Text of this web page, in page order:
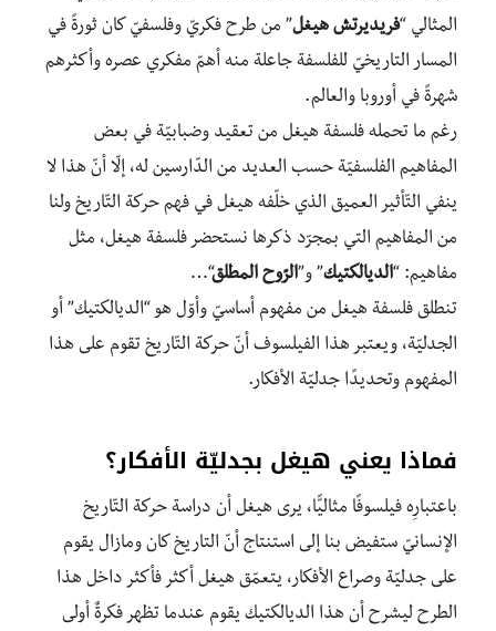
المثالي “فريديرتش هيغل” من طرح فكريّ وفلسفيّ كان ثورةً في
المسار التاريخيّ للفلسفة جاعلة منه أهمّ مفكري عصره وأكثرهم
شهرةً في أوروبا والعالم.
رغم ما تحمله فلسفة هيغل من تعقيد وضبابيّة في بعض
المفاهيم الفلسفيّة حسب العديد من الدّارسين له، إلّا أنّ هذا لا
ينفي التّأثير العميق الذي خلّفه هيغل في فهم حركة التّاريخ ولنا
من المفاهيم التي بمجرّد ذكرها نستحضر فلسفة هيغل، مثل
مفاهيم: “الديالكتيك” و”الرّوح المطلق“…
تنطلق فلسفة هيغل من مفهوم أساسيّ وأوّل هو “الديالكتيك” أو
الجدليّة، ويعتبر هذا الفيلسوف أنّ حركة التّاريخ تقوم على هذا
المفهوم وتحديدًا جدليّة الأفكار.
فماذا يعني هيغل بجدليّة الأفكار؟
باعتبارِه فيلسوفًا مثاليًّا، يرى هيغل أن دراسة حركة التّاريخ
الإنسانيّ ستفيض بنا إلى استنتاج أنّ التاريخ كان ومازال يقوم
على جدليّة وصراع الأفكار، يتعمّق هيغل أكثر فأكثر داخل هذا
الطرح ليشرح أن هذا الديالكتيك يقوم عندما تظهر فكرةٌ أولى